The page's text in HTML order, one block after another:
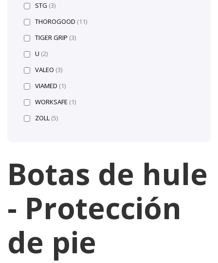
Botas de hule
- Protección
de pie
STG (3)
THOROGOOD (11)
TIGER GRIP (3)
U (2)
VALEO (3)
VIAMED (1)
WORKSAFE (1)
ZOLL (5)